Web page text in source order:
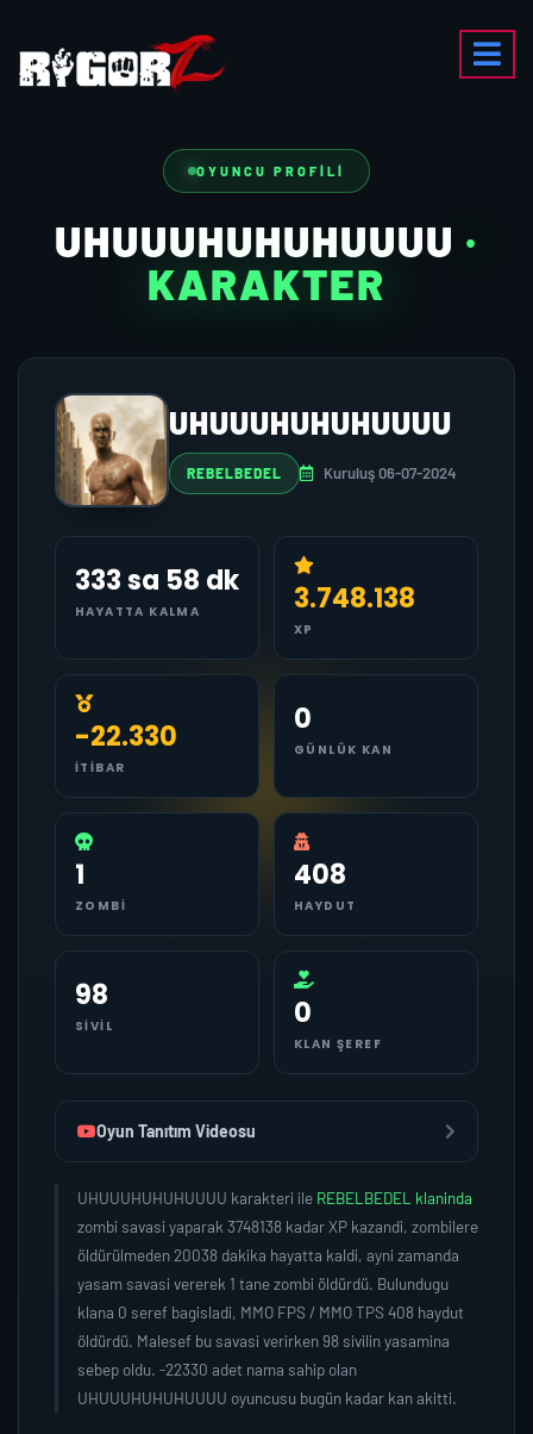
OYUNCU PROFILI
UHUUUHUHUHUUUU ·
KARAKTER
UHUUUHUHUHUUUU
REBELBEDEL Kuruluş 06-07-2024
333 sa 58 dk
HAYATTA KALMA 3.748.138
XP
-22.330
İTIBAR
0
GÜNLÜK KAN
1
ZOMBI
408
HAYDUT
98
SIVIL 0
KLAN ŞEREF
Oyun Tanıtım Videosu
UHUUUHUHUHUUUU karakteri ile REBELBEDEL klaninda
zombi savasi yaparak 3748138 kadar XP kazandi, zombilere
öldürülmeden 20038 dakika hayatta kaldi, ayni zamanda
yasam savasi vererek 1 tane zombi öldürdü. Bulundugu
klana 0 seref bagisladi, MMO FPS / MMO TPS 408 haydut
öldürdü. Malesef bu savasi verirken 98 sivilin yasamina
sebep oldu. -22330 adet nama sahip olan
UHUUUHUHUHUUUU oyuncusu bugün kadar kan akitti.